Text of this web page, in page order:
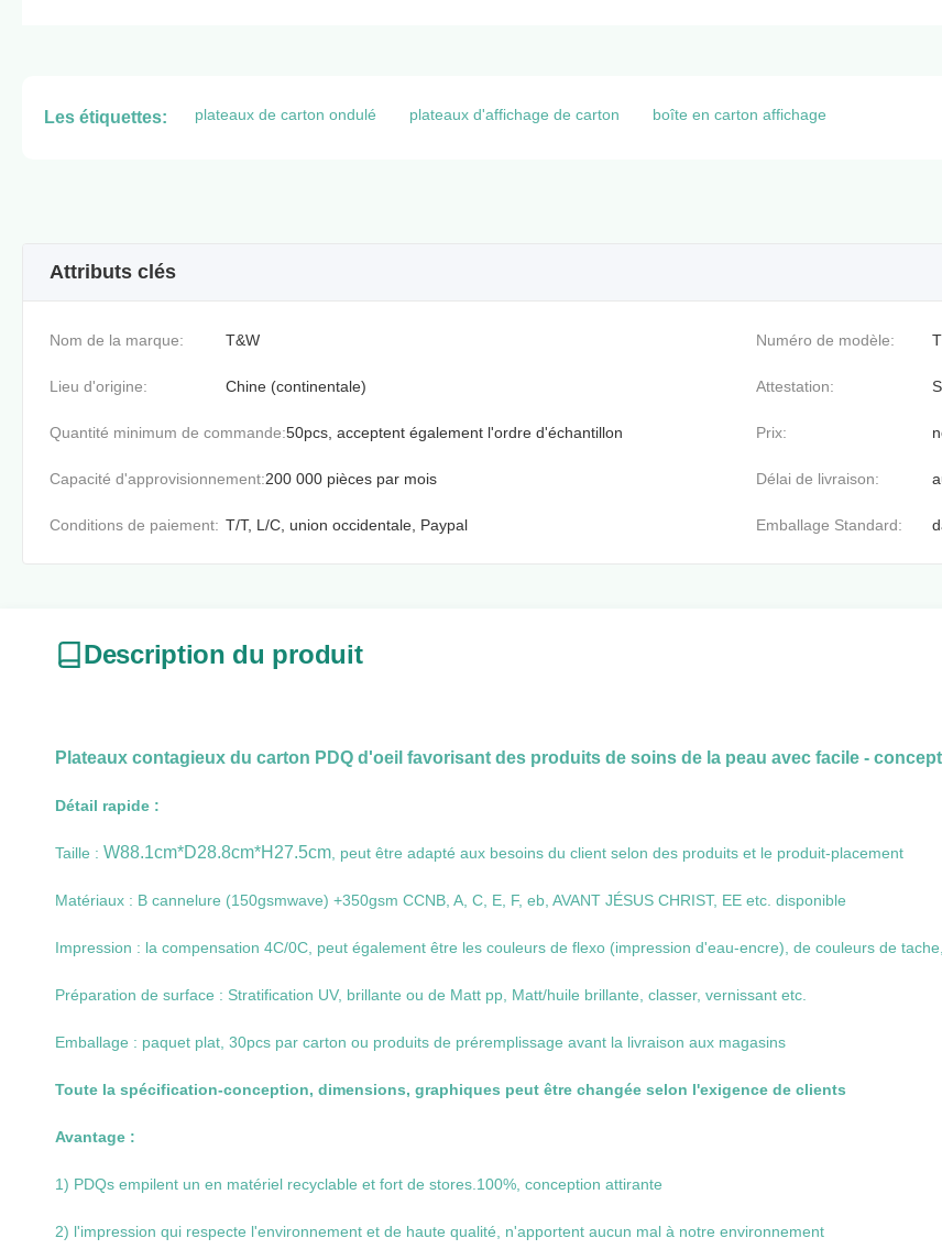
Les étiquettes: plateaux de carton ondulé plateaux d'affichage de carton boîte en carton affichage
Attributs clés
Nom de la marque: T&W Numéro de modèle:
Lieu d'origine: Chine (continentale) Attestation:
Quantité minimum de commande:50pcs, acceptent également l'ordre d'échantillon Prix:
Capacité d'approvisionnement:200 000 pièces par mois Délai de livraison:
Conditions de paiement: T/T, L/C, union occidentale, Paypal Emballage Standard:
Description du produit
Plateaux contagieux du carton PDQ d'oeil favorisant des produits de soins de la peau avec facile -
Détail rapide :
Taille : W88.1cm*D28.8cm*H27.5cm , peut être adapté aux besoins du client selon des produits et le produit-placement
Matériaux : B cannelure (150gsmwave) +350gsm CCNB, A, C, E, F, eb, AVANT JÉSUS CHRIST, EE etc. disponible
Impression : la compensation 4C/0C, peut également être les couleurs de flexo (impression d'eau-encre), de couleurs de
Préparation de surface : Stratification UV, brillante ou de Matt pp, Matt/huile brillante, classer, vernissant etc.
Emballage : paquet plat, 30pcs par carton ou produits de préremplissage avant la livraison aux magasins
Toute la spécification-conception, dimensions, graphiques peut être changée selon l'exigence de clients
Avantage :
1) PDQs empilent un en matériel recyclable et fort de stores.100%, conception attirante
2) l'impression qui respecte l'environnement et de haute qualité, n'apportent aucun mal à notre environnement